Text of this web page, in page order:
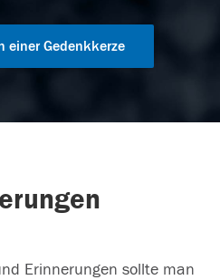
einer Gedenkkerze
Erinnerungen sollte man